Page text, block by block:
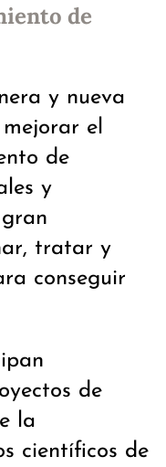
de
y nueva
el
de
y
tratar y
conseguir
de
la
científicos de